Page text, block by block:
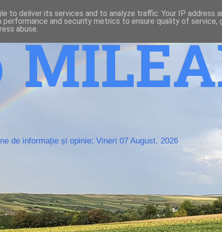
de informație și opinie; Vineri 07 August, 2026
to deliver its services and to analyze traffic. Your IP address
performance and security metrics to ensure quality of service,
abuse.